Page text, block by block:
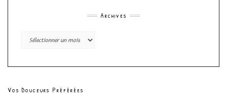
Archives
Archives
Vos Douceurs Préférées